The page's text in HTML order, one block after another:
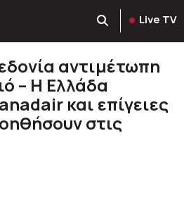
Live TV
αντιμέτωπη
– Η Ελλάδα
και επίγειες
στις